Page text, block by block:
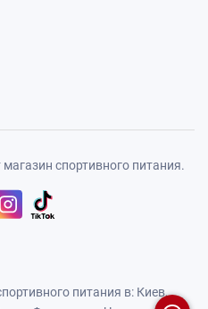
магазин спортивного питания.
питания в: Киев,